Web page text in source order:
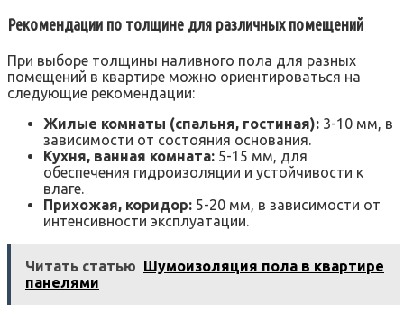
Рекомендации по толщине для различных помещений
При выборе толщины наливного пола для разных
помещений в квартире можно ориентироваться на
следующие рекомендации:
Жилые комнаты (спальня, гостиная): 3-10 мм, в
зависимости от состояния основания.
Кухня, ванная комната: 5-15 мм, для
обеспечения гидроизоляции и устойчивости к
влаге.
Прихожая, коридор: 5-20 мм, в зависимости от
интенсивности эксплуатации.
Читать статью Шумоизоляция пола в квартире
панелями